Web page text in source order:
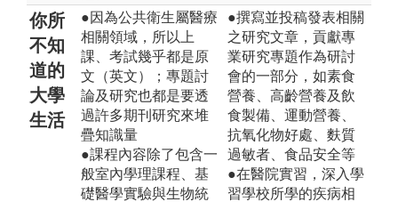
你所
不知
道的
大學
生活
●因為公共衛生屬醫療
相關領域，所以上
課、考試幾乎都是原
文（英文）；專題討
論及研究也都是要透
過許多期刊研究來堆
疊知識量
●課程內容除了包含一
般室內學理課程、基
礎醫學實驗與生物統
●撰寫並投稿發表相關
之研究文章，貢獻專
業研究專題作為研討
會的一部分，如素食
營養、高齡營養及飲
食製備、運動營養、
抗氧化物好處、麩質
過敏者、食品安全等
●在醫院實習，深入學
習學校所學的疾病相